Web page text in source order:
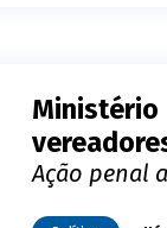
Ministério
Ação penal